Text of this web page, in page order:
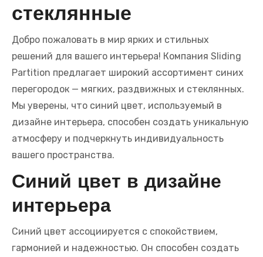
стеклянные
Добро пожаловать в мир ярких и стильных
решений для вашего интерьера! Компания Sliding
Partition предлагает широкий ассортимент синих
перегородок — мягких, раздвижных и стеклянных.
Мы уверены, что синий цвет, используемый в
дизайне интерьера, способен создать уникальную
атмосферу и подчеркнуть индивидуальность
вашего пространства.
Синий цвет в дизайне
интерьера
Синий цвет ассоциируется с спокойствием,
гармонией и надежностью. Он способен создать